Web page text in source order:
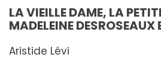
LA VIEILLE DAME, LA
MADELEINE DESROSEAUX
Aristide Lévi